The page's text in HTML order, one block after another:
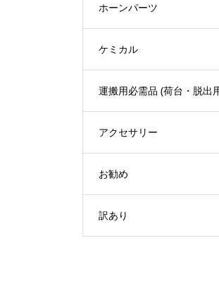
ホーンパーツ
ケミカル
運搬用必需品 (荷台・脱出
アクセサリー
お勧め
訳あり